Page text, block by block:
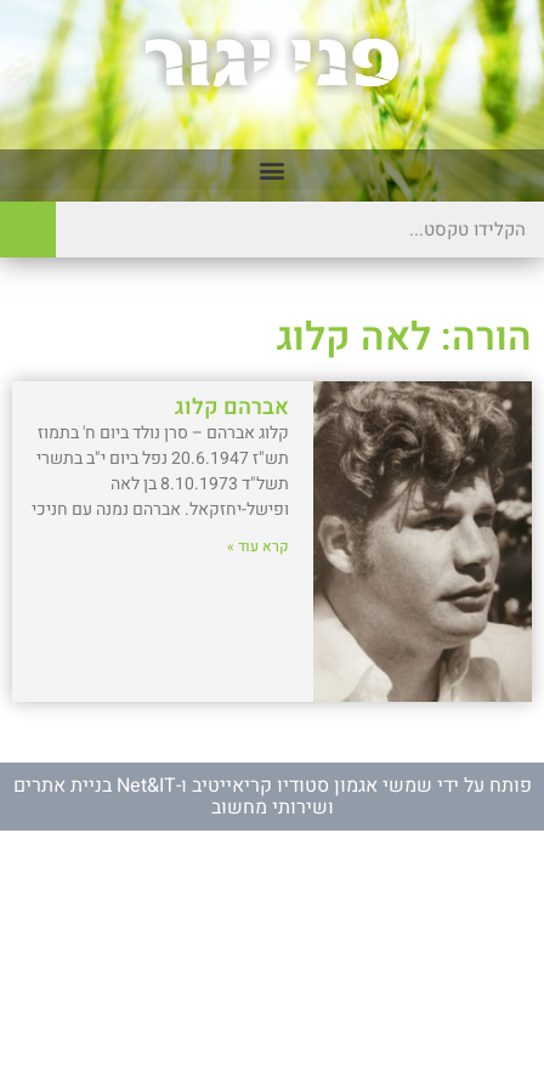
הורה: לאה קלוג
אברהם קלוג
קלוג אברהם – סרן נולד ביום ח' בתמוז
תש"ז 20.6.1947 נפל ביום י"ב בתשרי
תשל"ד 8.10.1973 בן לאה
ופישל-יחזקאל. אברהם נמנה עם חניכי
קרא עוד »
פותח על ידי שמשי אגמון סטודיו קריאייטיב ו- Net&IT בניית אתרים
ושירותי מחשוב